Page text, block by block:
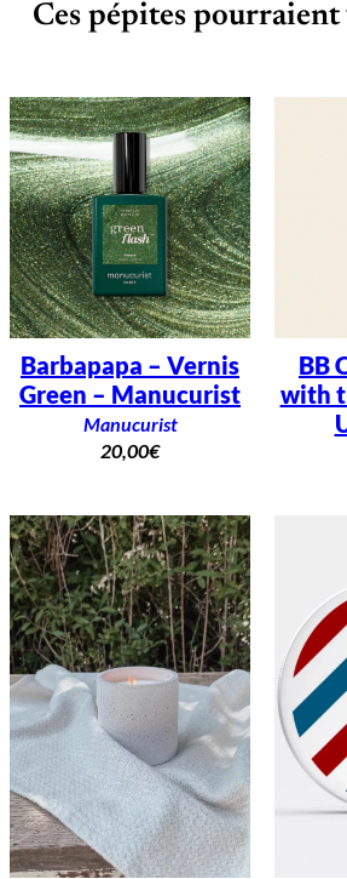
Ces pépites
Barbapapa – Vernis
Green – Manucurist
Manucurist
20,00€
BB
with